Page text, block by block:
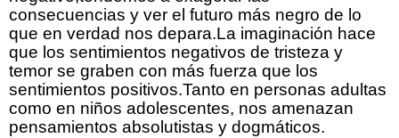
consecuencias y ver el futuro más negro de lo
que en verdad nos depara.La imaginación hace
que los sentimientos negativos de tristeza y
temor se graben con más fuerza que los
sentimientos positivos.Tanto en personas adultas
como en niños adolescentes, nos amenazan
pensamientos absolutistas y dogmáticos.